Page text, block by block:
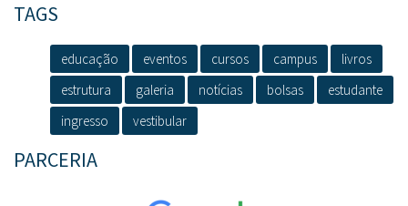
TAGS
educação eventos cursos campus
livros
estrutura
galeria notícias bolsas
estudante
ingresso
vestibular
PARCERIA